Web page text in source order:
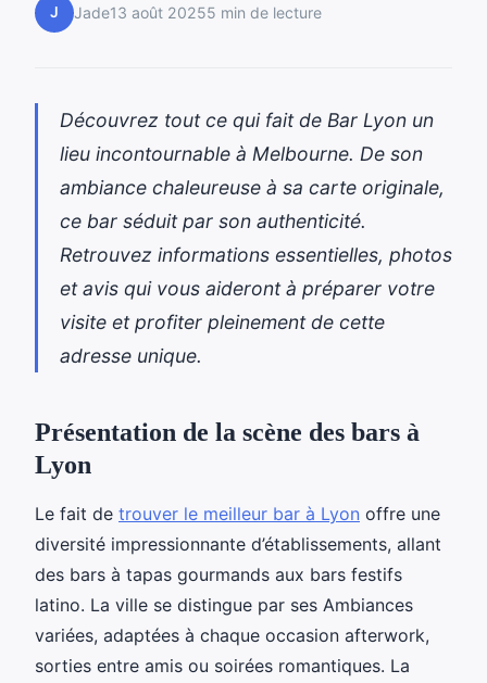
J Jade13 août 20255 min de lecture
Découvrez tout ce qui fait de Bar Lyon un
lieu incontournable à Melbourne. De son
ambiance chaleureuse à sa carte originale,
ce bar séduit par son authenticité.
Retrouvez informations essentielles, photos
et avis qui vous aideront à préparer votre
visite et profiter pleinement de cette
adresse unique.
Présentation de la scène des bars à
Lyon
Le fait de trouver le meilleur bar à Lyon offre une
diversité impressionnante d’établissements, allant
des bars à tapas gourmands aux bars festifs
latino. La ville se distingue par ses Ambiances
variées, adaptées à chaque occasion afterwork,
sorties entre amis ou soirées romantiques. La